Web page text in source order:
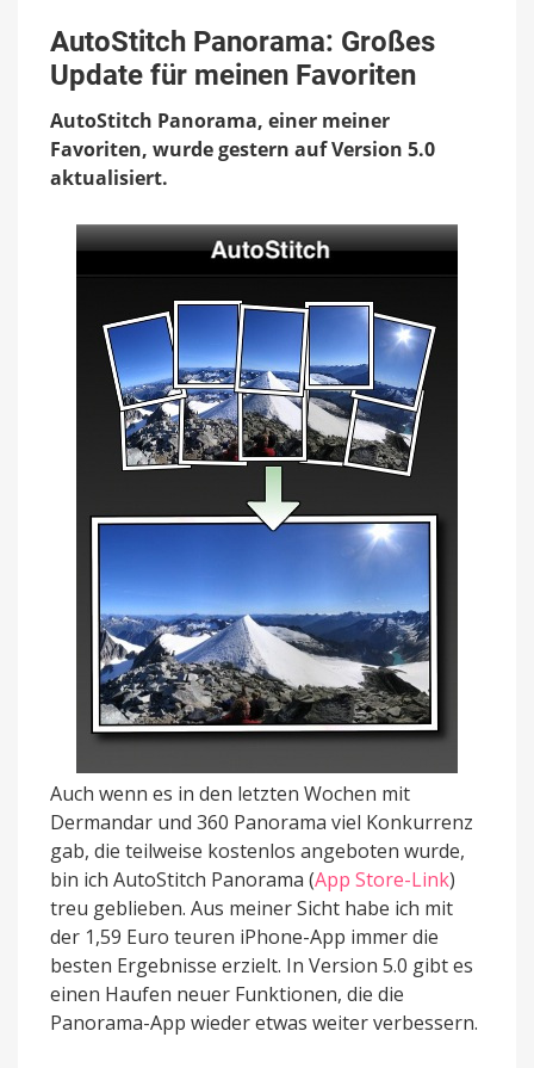
Panorama:
Großes
Update
meinen
Favoriten
AutoStitch Panorama: Großes
Update für meinen Favoriten
AutoStitch Panorama, einer meiner
Favoriten, wurde gestern auf Version 5.0
aktualisiert.
Auch wenn es in den letzten Wochen mit
Dermandar und 360 Panorama viel Konkurrenz
gab, die teilweise kostenlos angeboten wurde,
bin ich AutoStitch Panorama (App Store-Link)
treu geblieben. Aus meiner Sicht habe ich mit
der 1,59 Euro teuren iPhone-App immer die
besten Ergebnisse erzielt. In Version 5.0 gibt es
einen Haufen neuer Funktionen, die die
Panorama-App wieder etwas weiter verbessern.